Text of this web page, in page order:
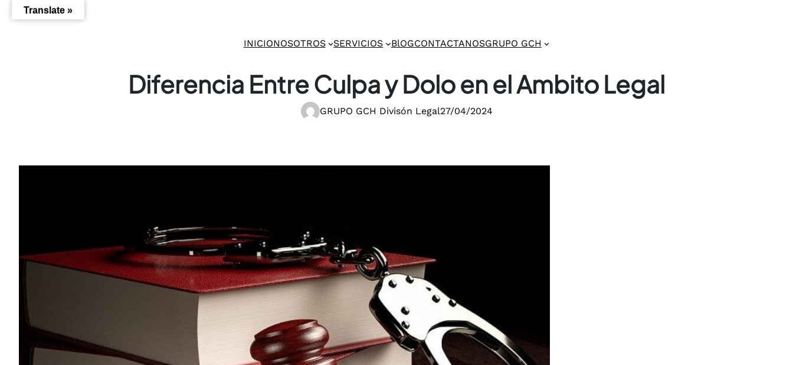
Saltar
INICIONOSOTROS SERVICIOS BlOGCONTACTANOSGRUPO GCH
Diferencia Entre Culpa y Dolo en el Ambito Legal
GRUPO GCH Divisón Legal27/04/2024
Translate »